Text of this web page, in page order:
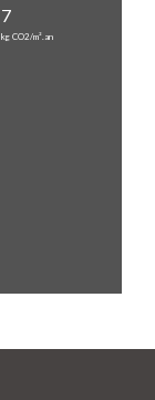
7
kg CO2/m².an